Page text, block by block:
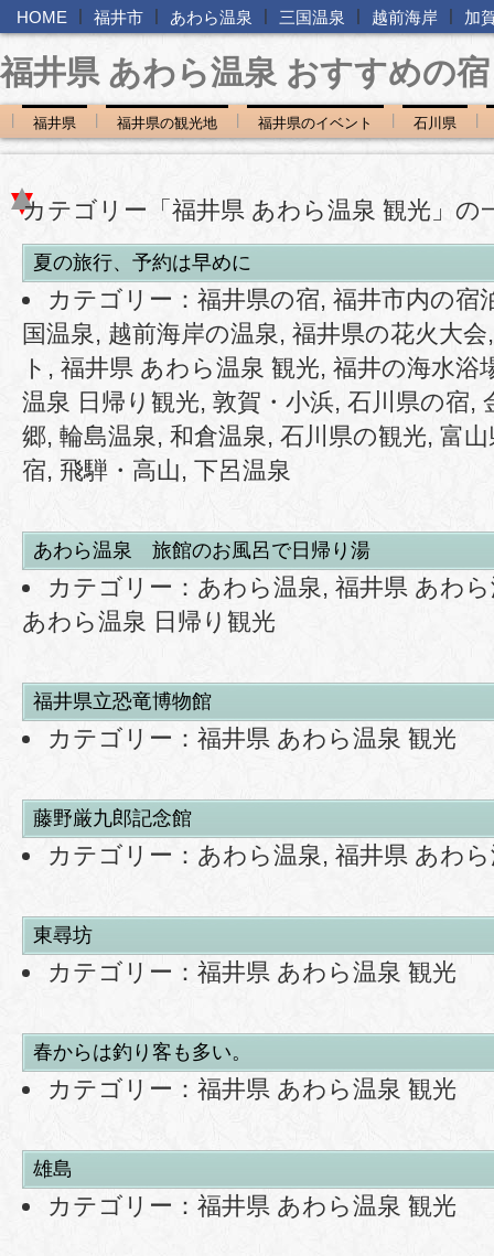
福井県 あわら温泉 おすすめの宿
HOME | 福井市 | あわら温泉 | 三国温泉 | 越前海岸 | 加
福井県 福井県の観光地 福井県のイベント 石川県
カテゴリー「福井県 あわら温泉 観光」の
夏の旅行、予約は早めに
カテゴリー： 福井県の宿, 福井市内の宿
国温泉, 越前海岸の温泉, 福井県の花火大会
ト , 福井県 あわら温泉 観光, 福井の海水浴
温泉 日帰り観光, 敦賀・小浜, 石川県の宿,
郷, 輪島温泉, 和倉温泉, 石川県の観光, 富
宿, 飛騨・高山, 下呂温泉
あわら温泉 旅館のお風呂で日帰り湯
カテゴリー： あわら温泉, 福井県 あわ
あわら温泉 日帰り観光
福井県立恐竜博物館
カテゴリー： 福井県 あわら温泉 観光
藤野厳九郎記念館
カテゴリー： あわら温泉, 福井県 あわ
東尋坊
カテゴリー： 福井県 あわら温泉 観光
春からは釣り客も多い。
カテゴリー： 福井県 あわら温泉 観光
雄島
カテゴリー： 福井県 あわら温泉 観光